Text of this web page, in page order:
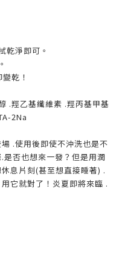
乾淨即可。
乾！
.羥乙基纖維素 .羥丙基甲基
2Na
.使用後即使不沖洗也是不
否也想來一發？但是用潤
息片刻(甚至想直接睡著) .
它就對了！炎夏即將來臨 .